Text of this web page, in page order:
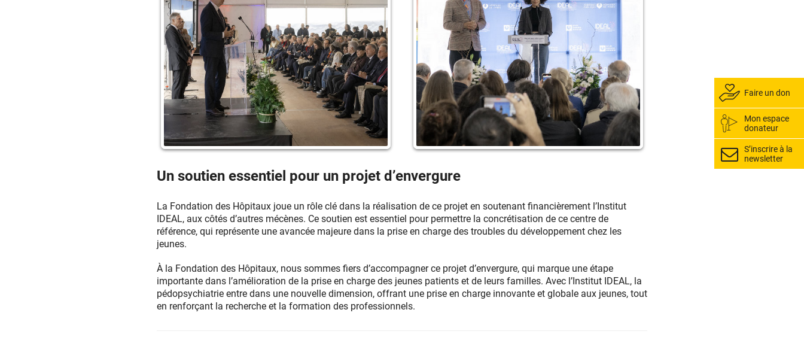
Un soutien essentiel pour un projet d’envergure
La Fondation des Hôpitaux joue un rôle clé dans la réalisation de ce projet en soutenant financièrement l’Institut
IDEAL, aux côtés d’autres mécènes. Ce soutien est essentiel pour permettre la concrétisation de ce centre de
référence, qui représente une avancée majeure dans la prise en charge des troubles du développement chez les
jeunes.
À la Fondation des Hôpitaux, nous sommes fiers d’accompagner ce projet d’envergure, qui marque une étape
importante dans l’amélioration de la prise en charge des jeunes patients et de leurs familles. Avec l’Institut IDEAL, la
pédopsychiatrie entre dans une nouvelle dimension, offrant une prise en charge innovante et globale aux jeunes, tout
en renforçant la recherche et la formation des professionnels.
Faire un don
Mon espace
donateur
S’inscrire à la
newsletter